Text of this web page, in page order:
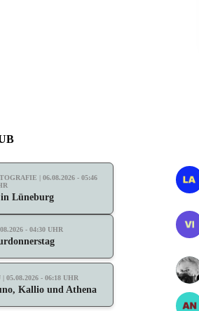
| 06.08.2026 - 05:46
Lüneburg
- 04:30 UHR
05.08.2026 - 06:18 UHR
Kallio und Athena